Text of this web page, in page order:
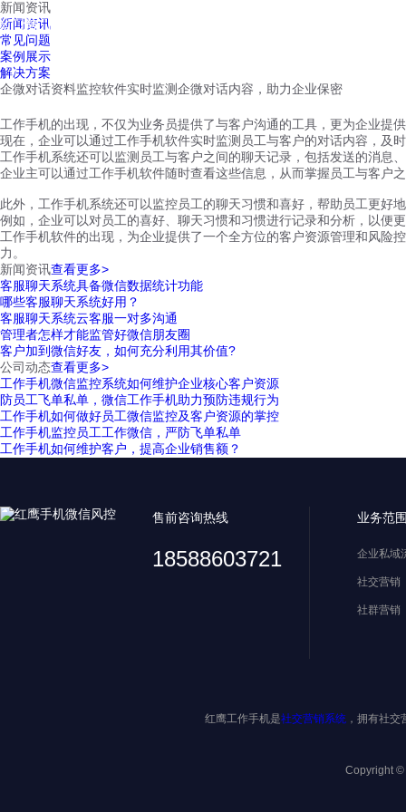
红鹰工作手机
新闻资讯
新闻资讯
常见问题
案例展示
解决方案
企微对话资料监控软件实时监测企微对话内容，助力企业保密
工作手机的出现，不仅为业务员提供了与客户沟通的工具，更为企业提
现在，企业可以通过工作手机软件实时监测员工与客户的对话内容，及
工作手机系统还可以监测员工与客户之间的聊天记录，包括发送的消息
企业主可以通过工作手机软件随时查看这些信息，从而掌握员工与客户
此外，工作手机系统还可以监控员工的聊天习惯和喜好，帮助员工更好
例如，企业可以对员工的喜好、聊天习惯和习惯进行记录和分析，以便
工作手机软件的出现，为企业提供了一个全方位的客户资源管理和风险
力。
新闻资讯查看更多>
客服聊天系统具备微信数据统计功能
哪些客服聊天系统好用？
客服聊天系统云客服一对多沟通
管理者怎样才能监管好微信朋友圈
客户加到微信好友，如何充分利用其价值?
公司动态查看更多>
工作手机微信监控系统如何维护企业核心客户资源
防员工飞单私单，微信工作手机助力预防违规行为
工作手机如何做好员工微信监控及客户资源的掌控
工作手机监控员工工作微信，严防飞单私单
工作手机如何维护客户，提高企业销售额？
售前咨询热线
18588603721
业务范
企业私域
社交营销
社群营销
红鹰工作手机是社交营销系统 ，拥有社
Copyright ©